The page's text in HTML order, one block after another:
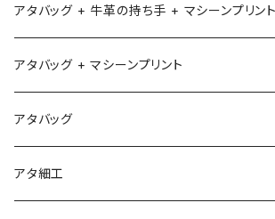
アタバッグ + 牛革の持ち手 + マシーンプリント
アタバッグ + マシーンプリント
1
2
アタバッグ
アタ細工